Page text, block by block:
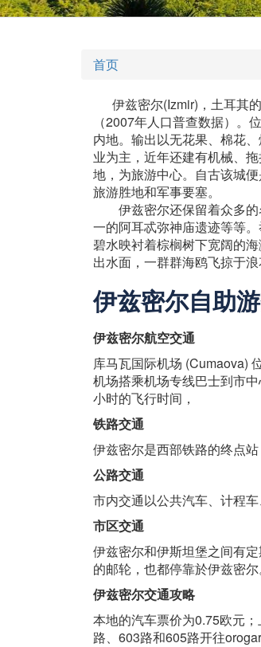
首页
伊兹密尔(Izmir)，土耳其的
（2007年人口普查数据）
内地。输出以无花果、棉花
业为主，近年还建有机械、
地，为旅游中心。自古该城
旅游胜地和军事要塞。
伊兹密尔还保留着众多的
一的阿耳忒弥神庙遗迹等等
碧水映衬着棕榈树下宽阔的
出水面，一群群海鸥飞掠于
伊兹密尔自助
伊兹密尔航空交通
库马瓦国际机场 (Cumaova)
机场搭乘机场专线巴士到市
小时的飞行时间，
铁路交通
伊兹密尔是西部铁路的终点
公路交通
市内交通以公共汽车、计程车
市区交通
伊兹密尔和伊斯坦堡之间有
的邮轮，也都停靠於伊兹密尔
伊兹密尔交通攻略
本地的汽车票价为0.75欧元
路、603路和605路开往orogar